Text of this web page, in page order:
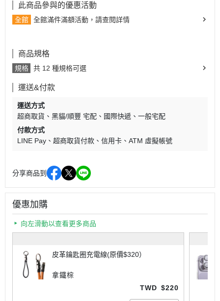
此商品參與的優惠活動
全館 全館滿件滿額活動，請查閱詳情
商品規格
規格 共 12 種規格可選
運送&付款
運送方式
超商取貨
黑貓/順豐 宅配 國際快遞
一般宅配
付款方式
LINE Pay
超商取貨付款 信用卡 ATM 虛擬帳號
分享商品到
優惠加購
向左滑動以查看更多商品
皮革鑰匙圈充電線(原價$320）
拿鐵棕
TWD $220